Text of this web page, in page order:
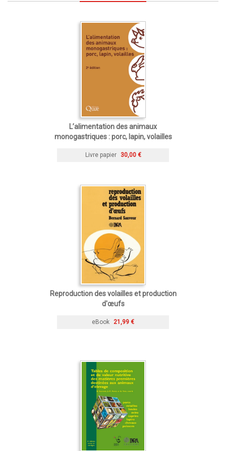
L’alimentation des animaux
monogastriques : porc, lapin, volailles
Livre papier 30,00 €
Reproduction des volailles et production
d'œufs
eBook 21,99 €